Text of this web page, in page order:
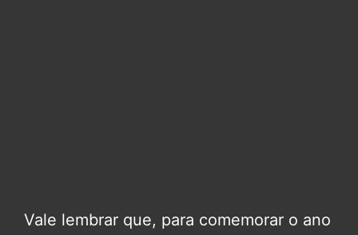
Vale lembrar que, para comemorar o ano